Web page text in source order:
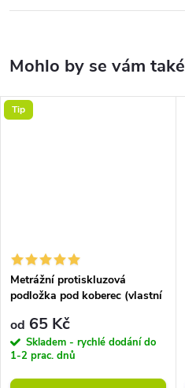
Tip
Metrážní protiskluzová
podložka pod koberec (vlastní
od 65 Kč
Skladem - rychlé dodání do
1-2 prac. dnů